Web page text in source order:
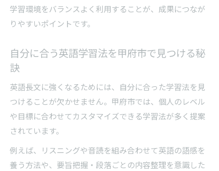
学習環境をバランスよく利用することが、成果につなが
りやすいポイントです。
自分に合う英語学習法を甲府市で見つける秘
訣
英語長文に強くなるためには、自分に合った学習法を見
つけることが欠かせません。甲府市では、個人のレベル
や目標に合わせてカスタマイズできる学習法が多く提案
されています。
例えば、リスニングや音読を組み合わせて英語の語感を
養う方法や、要旨把握・段落ごとの内容整理を意識した